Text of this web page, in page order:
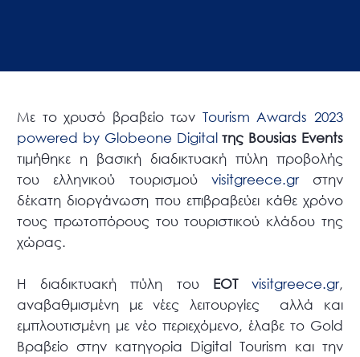
Με το χρυσό βραβείο των Tourism Awards 2023
powered by Globeone Digital της Bousias Events
τιμήθηκε η βασική διαδικτυακή πύλη προβολής
του ελληνικού τουρισμού visitgreece.grστην
δέκατη διοργάνωση που επιβραβεύει κάθε χρόνο
τους πρωτοπόρους του τουριστικού κλάδου της
χώρας.
Η διαδικτυακή πύλη του ΕΟΤ visitgreece.gr,
αναβαθμισμένη με νέες λειτουργίες αλλά και
εμπλουτισμένη με νέο περιεχόμενο, έλαβε το Gold
Βραβείο στην κατηγορία Digital Tourism και την